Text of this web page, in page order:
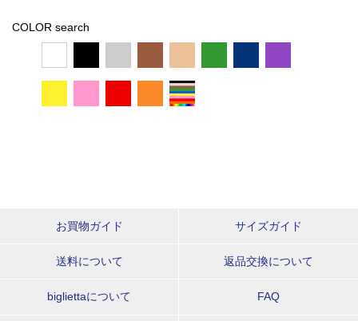
COLOR search
お買物ガイド サイズガイド
送料について 返品交換について
bigliettaについて FAQ